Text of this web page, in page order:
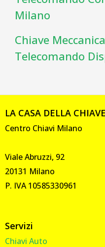
Milano
Chiave
Telecomando
LA CASA DELLA CHIAVE
Centro Chiavi Milano
Viale Abruzzi, 92
20131 Milano
P. IVA 10585330961
Servizi
Chiavi Auto